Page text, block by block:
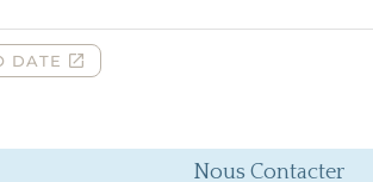
Nous Contacter